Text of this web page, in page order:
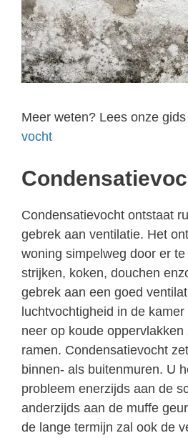
Meer weten? Lees onze
vocht
Condensatievocht ontstaat
gebrek aan ventilatie. Het
woning simpelweg door er
strijken, koken, douchen
gebrek aan een goed
luchtvochtigheid in de
neer op koude
ramen. Condensatievocht
binnen- als buitenmuren. U
probleem enerzijds aan de
anderzijds aan de muffe
de lange termijn zal ook de